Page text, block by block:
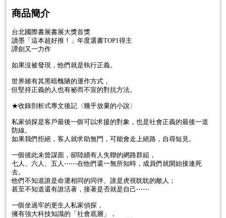
商品簡介
台北國際書展書展大獎首獎
讀墨「這本超好推！」年度選書TOP1得主
譚劍又一力作
如果沒被發現，他們就是執行正義。
世界雖有其黑暗醜陋的運作方式，
但堅持正義的人也有祕而不宣的對抗方法。
★收錄剖析式專文後記〈幾乎放棄的小說〉
私家偵探是客戶最後一個可以求援的對象，也是社會正義的最後一道
防線。
如果我們拒絕，客人就求助無門，可能會走上絕路，自尋短見。
一個彼此未曾謀面，卻陸續有人失聯的網路群組，
七人、六人、五人⋯⋯在他們還一無所知時，成員們就開始接連死
去。
他們不知道誰是命運相同的同伴、誰是虎視眈眈的敵人；
甚至不知道還有誰活著，接著是否就是自己⋯⋯
一個坐過牢的更生人私家偵探，
擁有強大科技知識的「社會底層」，